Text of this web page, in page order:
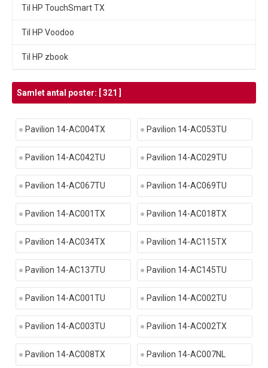
Til HP TouchSmart TX
Til HP Voodoo
Til HP zbook
Samlet antal poster: [ 321 ]
Pavilion 14-AC004TX Pavilion 14-AC053TU
Pavilion 14-AC042TU Pavilion 14-AC029TU
Pavilion 14-AC067TU Pavilion 14-AC069TU
Pavilion 14-AC001TX Pavilion 14-AC018TX
Pavilion 14-AC034TX Pavilion 14-AC115TX
Pavilion 14-AC137TU Pavilion 14-AC145TU
Pavilion 14-AC001TU Pavilion 14-AC002TU
Pavilion 14-AC003TU Pavilion 14-AC002TX
Pavilion 14-AC008TX Pavilion 14-AC007NL